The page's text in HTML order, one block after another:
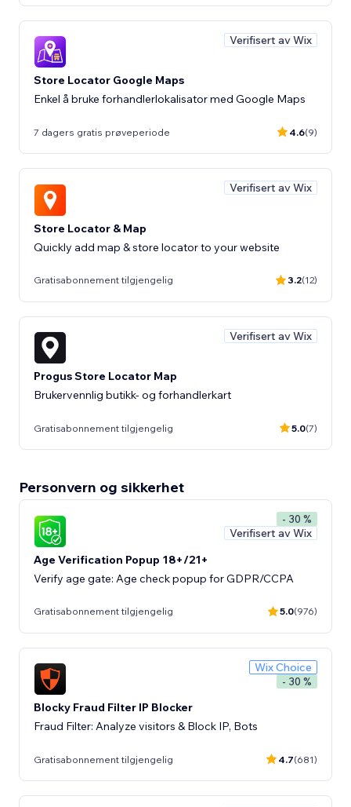
Verifisert av Wix
Store Locator Google Maps
Enkel å bruke forhandlerlokalisator med Google Maps
7 dagers gratis prøveperiode 4.6(9)
Verifisert av Wix
Store Locator & Map
Quickly add map & store locator to your website
Gratisabonnement tilgjengelig 3.2(12)
Verifisert av Wix
Progus Store Locator Map
Brukervennlig butikk- og forhandlerkart
Gratisabonnement tilgjengelig 5.0(7)
Personvern og sikkerhet
- 30 %
Verifisert av Wix
Age Verification Popup 18+/21+
Verify age gate: Age check popup for GDPR/CCPA
Gratisabonnement tilgjengelig 5.0(976)
Wix Choice
- 30 %
Blocky Fraud Filter IP Blocker
Fraud Filter: Analyze visitors & Block IP, Bots
Gratisabonnement tilgjengelig 4.7(681)